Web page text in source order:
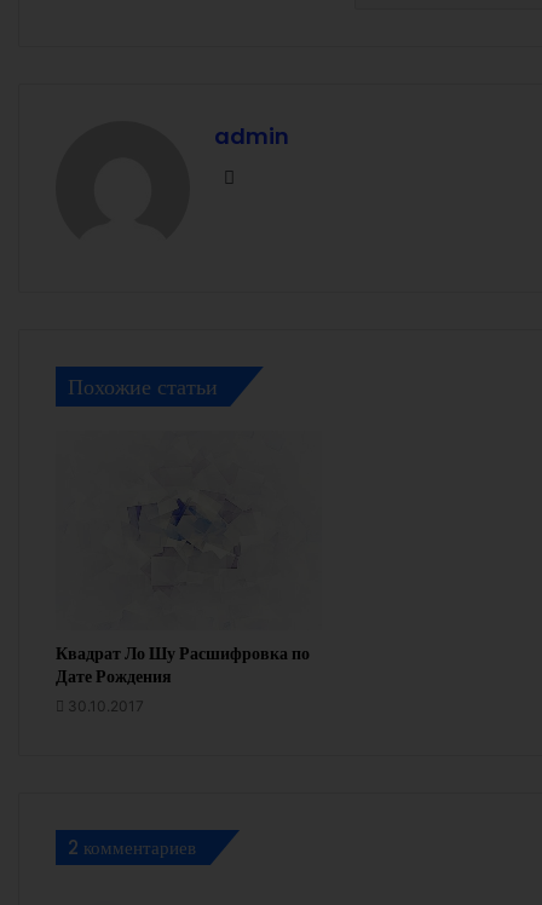
admin
Похожие статьи
Квадрат Ло Шу Расшифровка по
Дате Рождения
30.10.2017
2 комментариев